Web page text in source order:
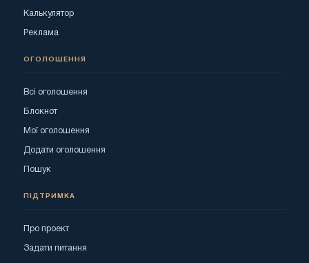
Калькулятор
Реклама
ОГОЛОШЕННЯ
Всі оголошення
Блокнот
Мої оголошення
Додати оголошення
Пошук
ПІДТРИМКА
Про проект
Задати питання